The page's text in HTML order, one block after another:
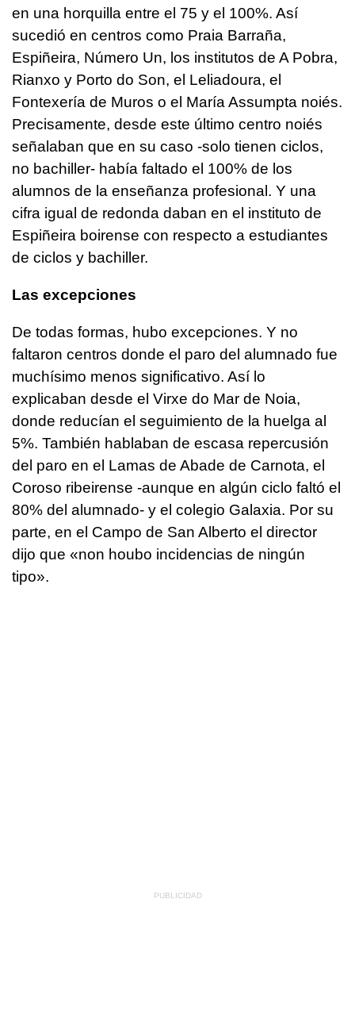
en una horquilla entre el 75 y el 100%. Así
sucedió en centros como Praia Barraña,
Espiñeira, Número Un, los institutos de A Pobra,
Rianxo y Porto do Son, el Leliadoura, el
Fontexería de Muros o el María Assumpta noiés.
Precisamente, desde este último centro noiés
señalaban que en su caso -solo tienen ciclos,
no bachiller- había faltado el 100% de los
alumnos de la enseñanza profesional. Y una
cifra igual de redonda daban en el instituto de
Espiñeira boirense con respecto a estudiantes
de ciclos y bachiller.
Las excepciones
De todas formas, hubo excepciones. Y no
faltaron centros donde el paro del alumnado fue
muchísimo menos significativo. Así lo
explicaban desde el Virxe do Mar de Noia,
donde reducían el seguimiento de la huelga al
5%. También hablaban de escasa repercusión
del paro en el Lamas de Abade de Carnota, el
Coroso ribeirense -aunque en algún ciclo faltó el
80% del alumnado- y el colegio Galaxia. Por su
parte, en el Campo de San Alberto el director
dijo que «non houbo incidencias de ningún
tipo».